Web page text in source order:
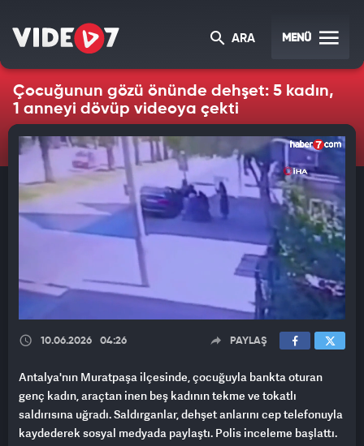
ARA MENÜ
Çocuğunun gözü önünde dehşet: 5 kadın,
1 anneyi dövüp videoya çekti
10.06.2026 04:26 PAYLAŞ
Antalya'nın Muratpaşa ilçesinde, çocuğuyla bankta oturan
genç kadın, araçtan inen beş kadının tekme ve tokatlı
saldırısına uğradı. Saldırganlar, dehşet anlarını cep telefonuyla
kaydederek sosyal medyada paylaştı. Polis inceleme başlattı.